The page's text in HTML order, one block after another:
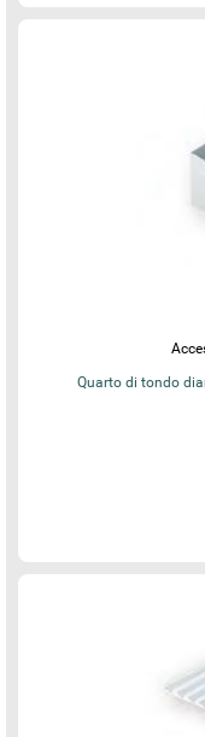
Quarto di tondo